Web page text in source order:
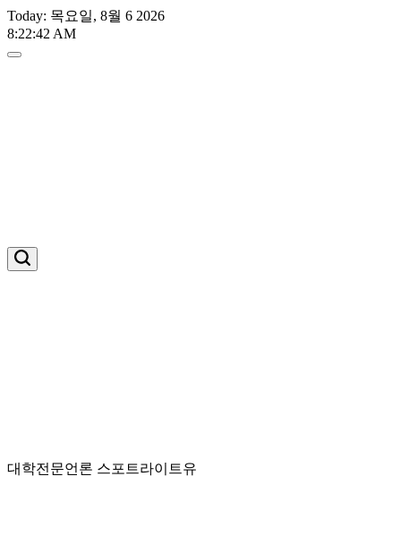
Skip
to
Today: 목요일, 8월 6 2026
8:22:43 AM
스
포
스
대학전문언론 스포트라이트유